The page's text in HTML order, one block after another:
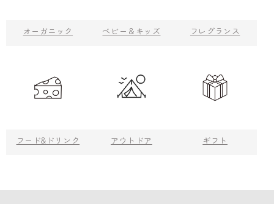
オーガニック ベビー＆キッズ フレグランス
フード&ドリンク アウトドア ギフト